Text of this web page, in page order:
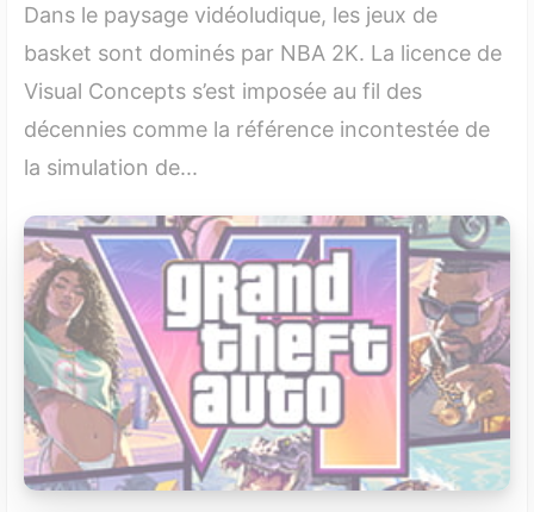
Dans le paysage vidéoludique, les jeux de
basket sont dominés par NBA 2K. La licence de
Visual Concepts s’est imposée au fil des
décennies comme la référence incontestée de
la simulation de...